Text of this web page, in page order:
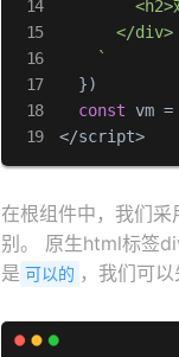
<h2>
      </div>
    `
  })
const vm
</script>
在根组件中，我们采
别。 原生html标签
是 可以的 ，我们可以